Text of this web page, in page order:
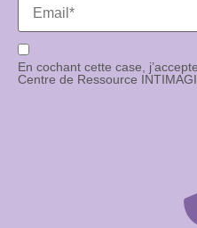
En cochant cette case,
Centre de Ressource